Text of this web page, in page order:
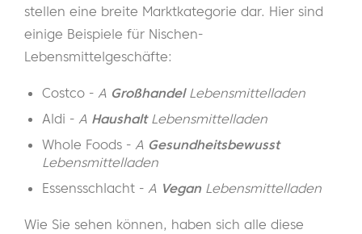
stellen eine breite Marktkategorie dar. Hier sind
einige Beispiele für Nischen-
Lebensmittelgeschäfte:
Costco - A GroßhandelLebensmittelladen
Aldi - A HaushaltLebensmittelladen
Whole Foods - A Gesundheitsbewusst
Lebensmittelladen
Essensschlacht - A Vegan Lebensmittelladen
Wie Sie sehen können, haben sich alle diese